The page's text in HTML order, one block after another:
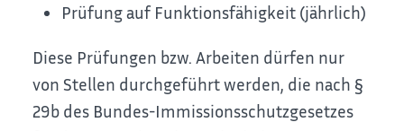
Prüfung auf Funktionsfähigkeit (jährlich)
Diese Prüfungen bzw. Arbeiten dürfen nur
von Stellen durchgeführt werden, die nach §
29b des Bundes-Immissionsschutzgesetzes